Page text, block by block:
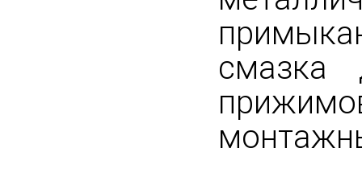
смазка